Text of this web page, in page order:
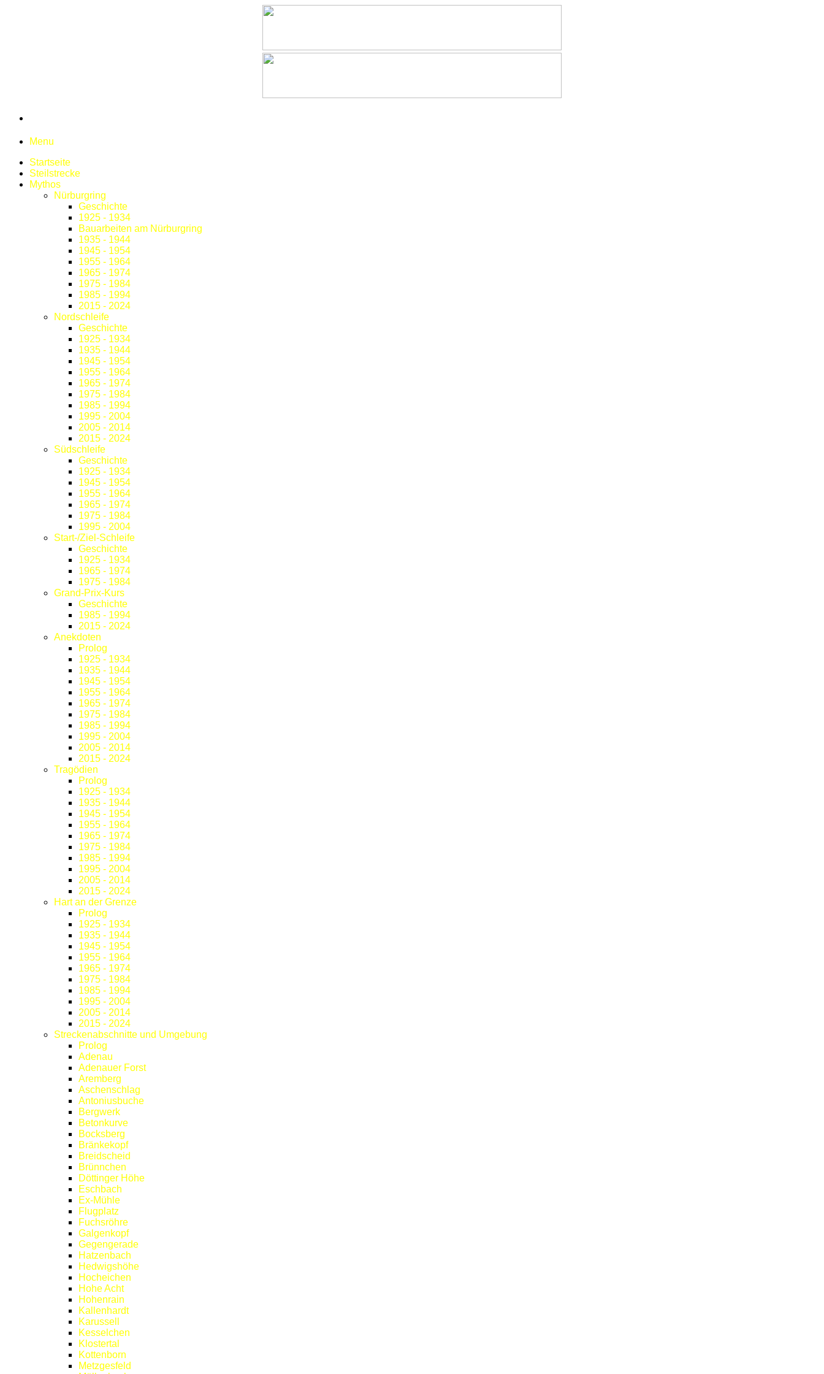
Menu
Startseite
Steilstrecke
Mythos
Nürburgring
Geschichte
1925 - 1934
Bauarbeiten am Nürburgring
1935 - 1944
1945 - 1954
1955 - 1964
1965 - 1974
1975 - 1984
1985 - 1994
2015 - 2024
Nordschleife
Geschichte
1925 - 1934
1935 - 1944
1945 - 1954
1955 - 1964
1965 - 1974
1975 - 1984
1985 - 1994
1995 - 2004
2005 - 2014
2015 - 2024
Südschleife
Geschichte
1925 - 1934
1945 - 1954
1955 - 1964
1965 - 1974
1975 - 1984
1995 - 2004
Start-/Ziel-Schleife
Geschichte
1925 - 1934
1965 - 1974
1975 - 1984
Grand-Prix-Kurs
Geschichte
1985 - 1994
2015 - 2024
Anekdoten
Prolog
1925 - 1934
1935 - 1944
1945 - 1954
1955 - 1964
1965 - 1974
1975 - 1984
1985 - 1994
1995 - 2004
2005 - 2014
2015 - 2024
Tragödien
Prolog
1925 - 1934
1935 - 1944
1945 - 1954
1955 - 1964
1965 - 1974
1975 - 1984
1985 - 1994
1995 - 2004
2005 - 2014
2015 - 2024
Hart an der Grenze
Prolog
1925 - 1934
1935 - 1944
1945 - 1954
1955 - 1964
1965 - 1974
1975 - 1984
1985 - 1994
1995 - 2004
2005 - 2014
2015 - 2024
Streckenabschnitte und Umgebung
Prolog
Adenau
Adenauer Forst
Aremberg
Aschenschlag
Antoniusbuche
Bergwerk
Betonkurve
Bocksberg
Bränkekopf
Breidscheid
Brünnchen
Döttinger Höhe
Eschbach
Ex-Mühle
Flugplatz
Fuchsröhre
Galgenkopf
Gegengerade
Hatzenbach
Hedwigshöhe
Hocheichen
Hohe Acht
Hohenrain
Kallenhardt
Karussell
Kesselchen
Klostertal
Kottenborn
Metzgesfeld